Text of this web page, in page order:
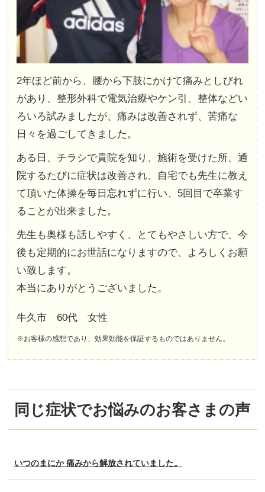
2年ほど前から、腰から下肢にかけて痛みとしびれ
があり、整形外科で電気治療やケン引、整体などい
ろいろ試みましたが、痛みは改善されず、苦痛な
日々を過ごしてきました。
ある日、チラシで貴院を知り、施術を受けた所、通
院するたびに症状は改善され、自宅でも先生に教え
て頂いた体操を毎日忘れずに行い、5回目で卒業す
ることが出来ました。
先生も奥様も話しやすく、とてもやさしい方で、今
後も定期的にお世話になりますので、よろしくお願
い致します。
本当にありがとうございました。
牛久市 60代 女性
※お客様の感想であり、効果効能を保証するものではありません。
同じ症状でお悩みのお客さまの声
いつのまにか 痛みから解放されていました。